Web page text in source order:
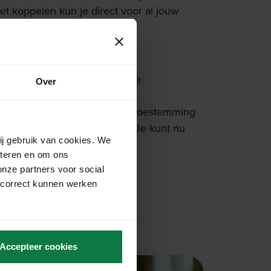
Over
gebruik van cookies. We
en om ons
partners voor social
kunnen werken
Accepteer cookies
koppelen kun je direct voor al jouw
> ‘Integratie’ > ‘Externe
en geef MyParcel toestemming
jouw account op te halen. Je kunt nu